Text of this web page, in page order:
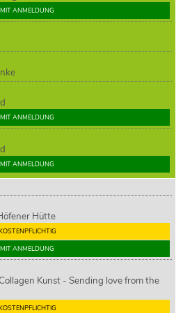
MIT ANMELDUNG
MIT ANMELDUNG
MIT ANMELDUNG
Hütte
MIT ANMELDUNG
Kunst - Sending love from the